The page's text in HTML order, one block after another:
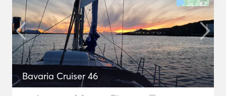
Bavaria Cruiser 46